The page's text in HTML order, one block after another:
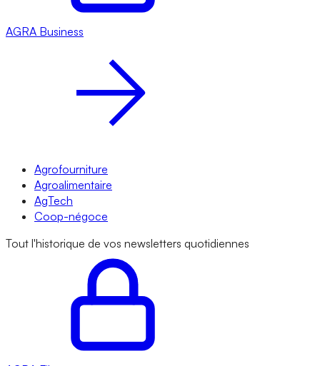
AGRA Business
Agrofourniture
Agroalimentaire
AgTech
Coop-négoce
Tout l'historique de vos newsletters quotidiennes